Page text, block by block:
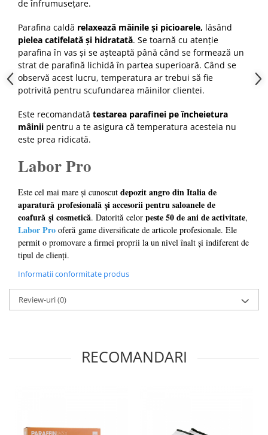
Cap manechin par natural
Trepiede cap manechin
Foarfece de tuns
Foarfece de filat
de înfrumusețare.
Parafina caldă relaxează mâinile și picioarele, lăsând
pielea catifelată și hidratată. Se toarnă cu atenție
parafina în vas și se așteaptă până când se formează un
strat de parafină lichidă în partea superioară. Când se
observă acest lucru, temperatura ar trebui să fie
potrivită pentru scufundarea mâinilor clientei.
Este recomandată testarea parafinei pe încheietura
mâinii pentru a te asigura că temperatura acesteia nu
este prea ridicată.
Labor Pro
Este cel mai mare și cunoscut depozit angro din Italia de
aparatură profesională și accesorii pentru saloanele de
coafură și cosmetică. Datorită celor peste 50 de ani de activitate,
Labor Pro oferă game diversificate de articole profesionale. Ele
permit o promovare a firmei proprii la un nivel înalt și indiferent de
tipul de clienți.
Informatii conformitate produs
Review-uri(0)
RECOMANDARI